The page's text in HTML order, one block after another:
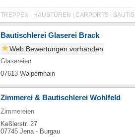
Bautischlerei Glaserei Brack
Web Bewertungen vorhanden
Glasereien
07613 Walpernhain
Zimmerei & Bautischlerei Wohlfeld
Zimmereien
Keßlerstr. 27
07745 Jena - Burgau